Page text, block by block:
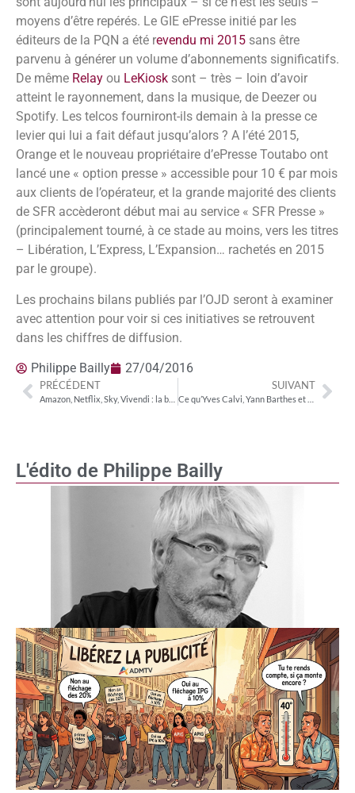
L'édito de Philippe Bailly
moyens d’être repérés. Le GIE ePresse initié par les
éditeurs de la PQN a été revendu mi 2015 sans être
parvenu à générer un volume d’abonnements significatifs.
De même Relay ou LeKiosk sont – très – loin d’avoir
atteint le rayonnement, dans la musique, de Deezer ou
Spotify. Les telcos fourniront-ils demain à la presse ce
levier qui lui a fait défaut jusqu’alors ? A l’été 2015,
Orange et le nouveau propriétaire d’ePresse Toutabo ont
lancé une « option presse » accessible pour 10 € par mois
aux clients de l’opérateur, et la grande majorité des clients
de SFR accèderont début mai au service « SFR Presse »
(principalement tourné, à ce stade au moins, vers les titres
– Libération, L’Express, L’Expansion… rachetés en 2015
par le groupe).
Les prochains bilans publiés par l’OJD seront à examiner
avec attention pour voir si ces initiatives se retrouvent
dans les chiffres de diffusion.
Philippe Bailly 27/04/2016
PRÉCÉDENT SUIVANT